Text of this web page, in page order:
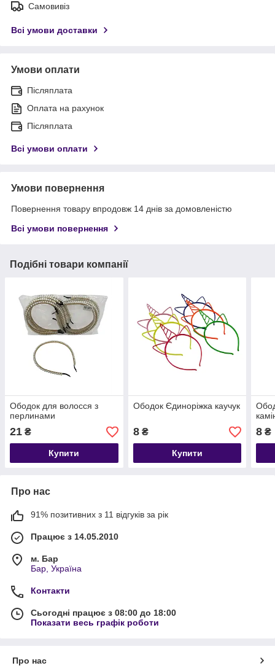
Самовивіз
Всі умови доставки
Умови оплати
Післяплата
Оплата на рахунок
Післяплата
Всі умови оплати
Умови повернення
Повернення товару впродовж 14 днів за домовленістю
Всі умови повернення
Подібні товари компанії
Ободок для волосся з
перлинами
21 ₴
Купити
Ободок Єдиноріжка каучук
8₴
Купити
8 ₴
Про нас
91% позитивних з 11 відгуків за рік
Працює з 14.05.2010
м. Бар
Бар, Україна
Контакти
Сьогодні працює з 08:00 до 18:00
Показати весь графік роботи
Про нас